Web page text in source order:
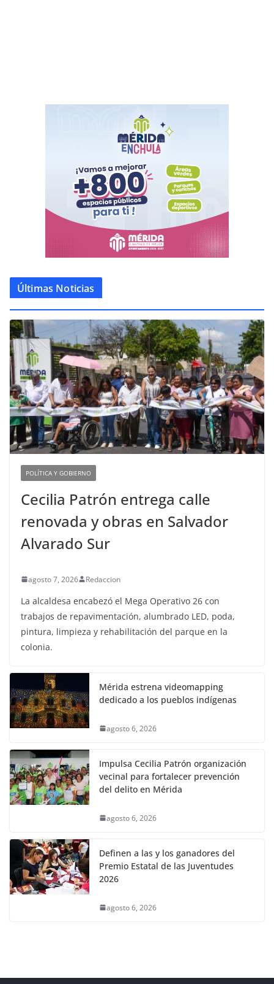
Últimas Noticias
POLÍTICA Y GOBIERNO
Cecilia Patrón entrega calle
renovada y obras en Salvador
Alvarado Sur
agosto 7, 2026 Redaccion
La alcaldesa encabezó el Mega Operativo 26 con
trabajos de repavimentación, alumbrado LED, poda,
pintura, limpieza y rehabilitación del parque en la
colonia.
Mérida estrena videomapping
dedicado a los pueblos indígenas
agosto 6, 2026
Impulsa Cecilia Patrón organización
vecinal para fortalecer prevención
del delito en Mérida
agosto 6, 2026
Definen a las y los ganadores del
Premio Estatal de las Juventudes
2026
agosto 6, 2026